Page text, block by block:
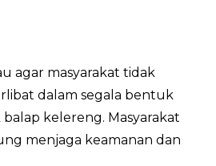
agar masyarakat tidak
dalam segala bentuk
kelereng. Masyarakat
menjaga keamanan dan